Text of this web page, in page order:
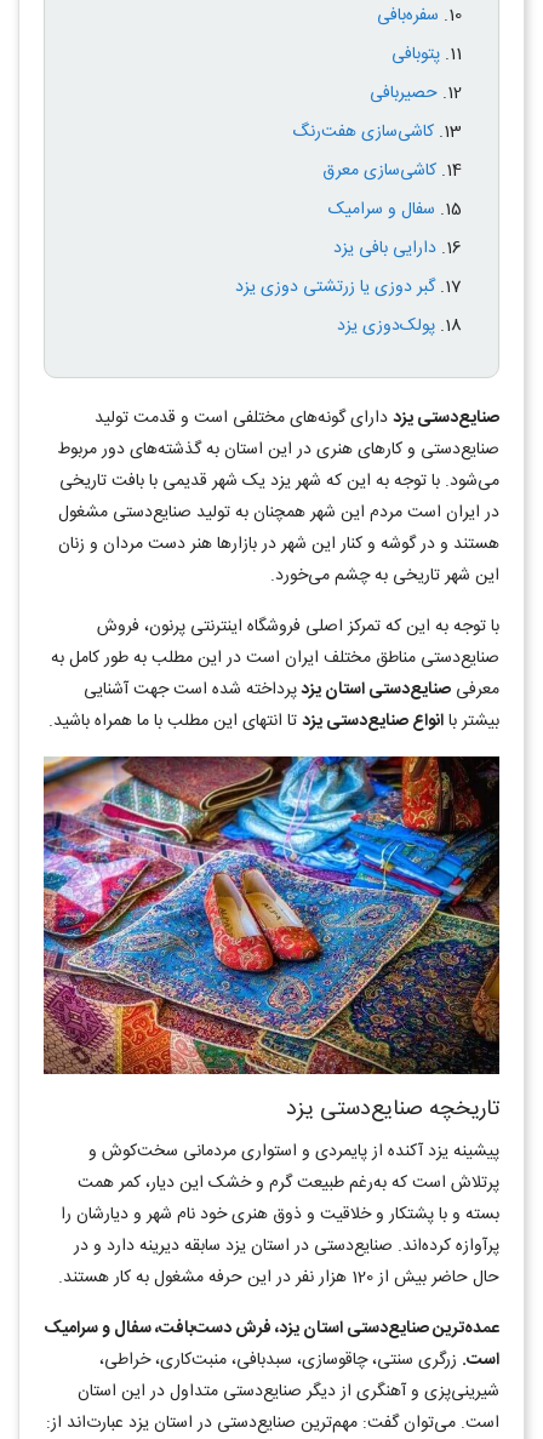
سفره‌بافی
پتوبافی
حصیربافی
کاشی‌سازی هفت‌رنگ
کاشی‌سازی معرق
سفال و سرامیک
دارایی بافی یزد
گبر دوزی یا زرتشتی دوزی یزد
پولک‌دوزی یزد
صنایع‌دستی یزددارای گونه‌های مختلفی است و قدمت تولید
صنایع‌دستی و کارهای هنری در این استان به گذشته‌های دور مربوط
می‌شود. با توجه به این که شهر یزد یک شهر قدیمی با بافت تاریخی
در ایران است مردم این شهر همچنان به تولید صنایع‌دستی مشغول
هستند و در گوشه و کنار این شهر در بازارها هنر دست مردان و زنان
این شهر تاریخی به چشم می‌خورد.
با توجه به این که تمرکز اصلی فروشگاه اینترنتی پرنون، فروش
صنایع‌دستی مناطق مختلف ایران است در این مطلب به طور کامل به
معرفی صنایع‌دستی استان یزدپرداخته شده است جهت آشنایی
بیشتر باانواع صنایع‌دستی یزدتا انتهای این مطلب با ما همراه باشید.
تاریخچه صنایع‌دستی یزد
پیشینه یزد آکنده از پایمردی و استواری مردمانی سخت‌کوش و
پرتلاش است که به‌رغم طبیعت گرم و خشک این دیار، کمر همت
بسته و با پشتکار و خلاقیت و ذوق هنری خود نام شهر و دیارشان را
پرآوازه کرده‌اند. صنایع‌دستی در استان یزد سابقه دیرینه دارد و در
حال حاضر بیش از 120 هزار نفر در این حرفه مشغول به کار هستند.
عمده‌ترین صنایع‌دستی استان یزد، فرش دست‌بافت، سفال و سرامیک
است. زرگری سنتی، چاقوسازی، سبدبافی، منبت‌کاری، خراطی،
شیرینی‌پزی و آهنگری از دیگر صنایع‌دستی متداول در این استان
است. می‌توان گفت: مهم‌ترین صنایع‌دستی در استان یزد عبارت‌اند از: